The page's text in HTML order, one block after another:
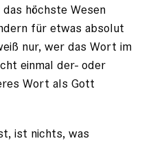
höchste Wesen
für etwas absolut
nur, wer das Wort im
einmal der- oder
Wort als Gott
ist nichts, was